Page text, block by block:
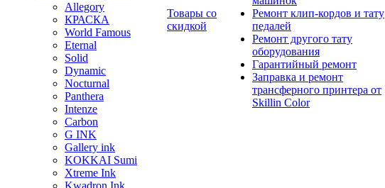
Allegory
КРАСКА
World Famous
Eternal
Solid
Dynamic
Nocturnal
Panthera
Intenze
Carbon
G INK
Gallery ink
KOKKAI Sumi
Xtreme Ink
Kwadron Ink
Товары со
скидкой
Ремонт клип-кордов и тату
педалей
Ремонт другого тату
оборудования
Гарантийный ремонт
Заправка и ремонт
трансферного принтера от
Skillin Color